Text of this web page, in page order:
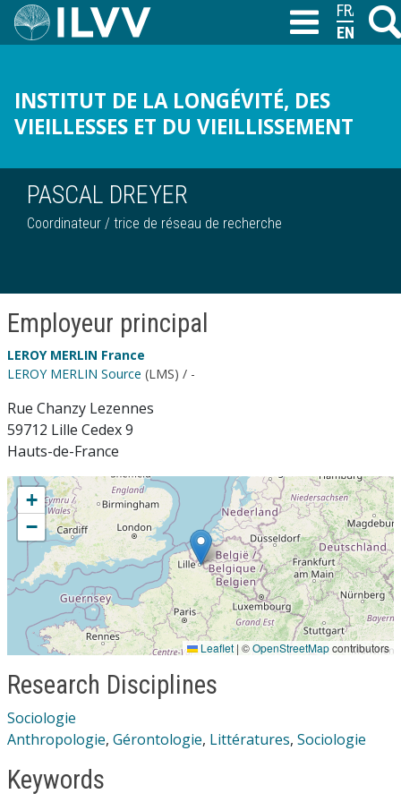
Skip
M
INSTITUT DE LA LONGÉVITÉ, DES
VIEILLESSES ET DU VIEILLISSEMENT
T
PASCAL DREYER
Coordinateur / trice de réseau de recherche
Employeur principal
LEROY MERLIN France
LEROY MERLIN Source (LMS) / -
Rue Chanzy Lezennes
59712 Lille Cedex 9
Hauts-de-France
+
−
Leaflet | ©OpenStreetMapcontributors
Research Disciplines
Sociologie
Anthropologie, Gérontologie, Littératures, Sociologie
Keywords
FRANÇAIS
ENGLISH